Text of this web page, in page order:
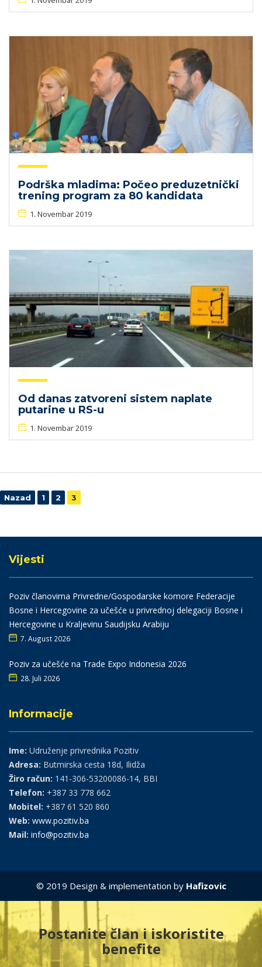
Podrška mladima: Počeo preduzetnički
trening program za 80 kandidata
1. Novembar 2019
Od danas zatvoreni sistem naplate
putarine u RS-u
1. Novembar 2019
Navigacija
Nazad 1 2 3
Vijesti
Poziv članovima Privredne/Gospodarske komore Federacije
Bosne i Hercegovine za učešće u privrednoj delegaciji Bosne i
Hercegovine u Kraljevinu Saudijsku Arabiju
7. August 2026
Poziv za učešće na Trade Expo Indonesia 2026
28. Juli 2026
Informacije
Ime: Udruženje privrednika Pozitiv
Adresa: Butmirska cesta 18d, Ilidža
Žiro račun: 141-306-53200086-14, BBI
Telefon: +387 33 778 662
Mobitel: +387 61 520 860
Web: www.pozitiv.ba
Mail: info@pozitiv.ba
© 2019 Design & implementation by Hafizovic
Postanite član i iskoristite
benefite